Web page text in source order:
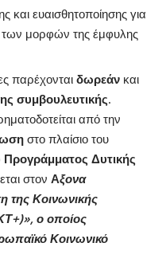
ευαισθητοποίησης για
των μορφών της έμφυλης
παρέχονται δωρεάν και
συμβουλευτικής.
από την
στο πλαίσιο του
Προγράμματος Δυτικής
στον Αξονα
της Κοινωνικής
ο οποίος
Κοινωνικό